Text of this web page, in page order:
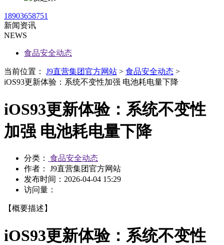
18903658751
新闻资讯
NEWS
食品安全动态
当前位置： J9直营集团官方网站 > 食品安全动态 >
iOS93更新体验：系统不变性加强 电池耗电量下降
iOS93更新体验：系统不变性
加强 电池耗电量下降
分类：
食品安全动态
作者： J9直营集团官方网站
发布时间： 2026-04-04 15:29
访问量：
【概要描述】
iOS93更新体验：系统不变性